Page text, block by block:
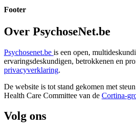
Footer
Over PsychoseNet.be
Psychosenet.be is een open,
ervaringsdeskundigen, betrokkenen en
privacyverklaring.
De website is tot stand gekomen met
Health Care Committee van de Cortina-
Volg ons